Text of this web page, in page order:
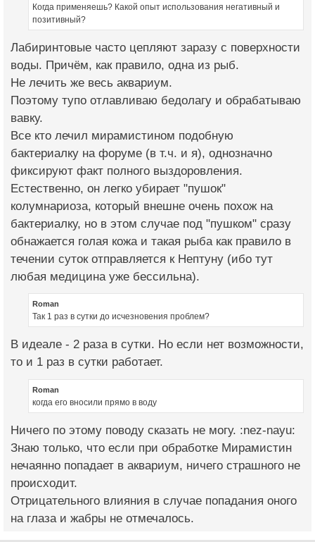
Когда применяешь? Какой опыт использования негативный и
позитивный?
Лабиринтовые часто цепляют заразу с поверхности
воды. Причём, как правило, одна из рыб.
Не лечить же весь аквариум.
Поэтому тупо отлавливаю бедолагу и обрабатываю
вавку.
Все кто лечил мирамистином подобную
бактериалку на форуме (в т.ч. и я), однозначно
фиксируют факт полного выздоровления.
Естественно, он легко убирает "пушок"
колумнариоза, который внешне очень похож на
бактериалку, но в этом случае под "пушком" сразу
обнажается голая кожа и такая рыба как правило в
течении суток отправляется к Нептуну (ибо тут
любая медицина уже бессильна).
Roman
Так 1 раз в сутки до исчезновения проблем?
В идеале - 2 раза в сутки. Но если нет возможности,
то и 1 раз в сутки работает.
Roman
когда его вносили прямо в воду
Ничего по этому поводу сказать не могу. :nez-nayu:
Знаю только, что если при обработке Мирамистин
нечаянно попадает в аквариум, ничего страшного не
происходит.
Отрицательного влияния в случае попадания оного
на глаза и жабры не отмечалось.